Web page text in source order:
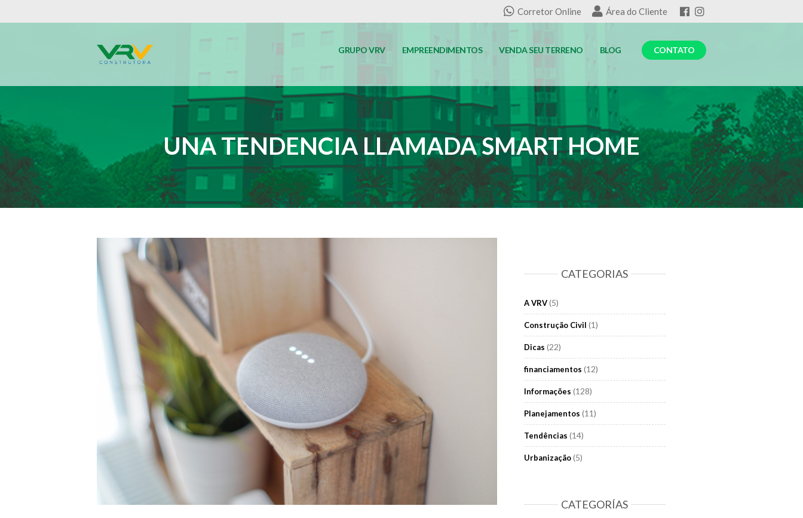
Corretor Online Área do Cliente
GRUPO VRV EMPREENDIMENTOS VENDA SEU TERRENO BLOG CONTATO
UNA TENDENCIA LLAMADA SMART HOME
CATEGORIAS
A VRV(5)
Construção Civil (1)
Dicas (22)
financiamentos (12)
Informações (128)
Planejamentos (11)
Tendências (14)
Urbanização(5)
CATEGORÍAS